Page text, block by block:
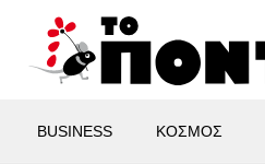
BUSINESS ΚΟΣΜΟΣ